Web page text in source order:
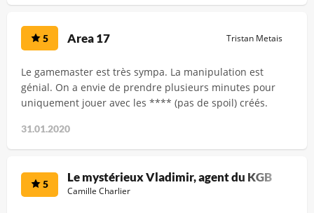
5 Area 17 Tristan Metais
Le gamemaster est très sympa. La manipulation est
génial. On a envie de prendre plusieurs minutes pour
uniquement jouer avec les **** (pas de spoil) créés.
31.01.2020
5 Le mystérieux Vladimir, agent du KGB
Camille Charlier